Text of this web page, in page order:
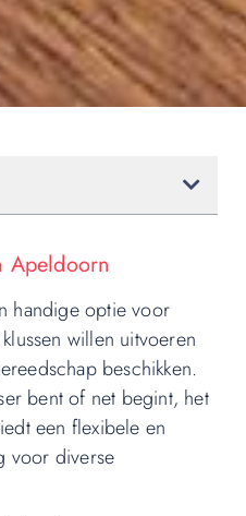
Apeldoorn
handige optie voor
willen uitvoeren
beschikken.
bent of net begint, het
een flexibele en
voor diverse